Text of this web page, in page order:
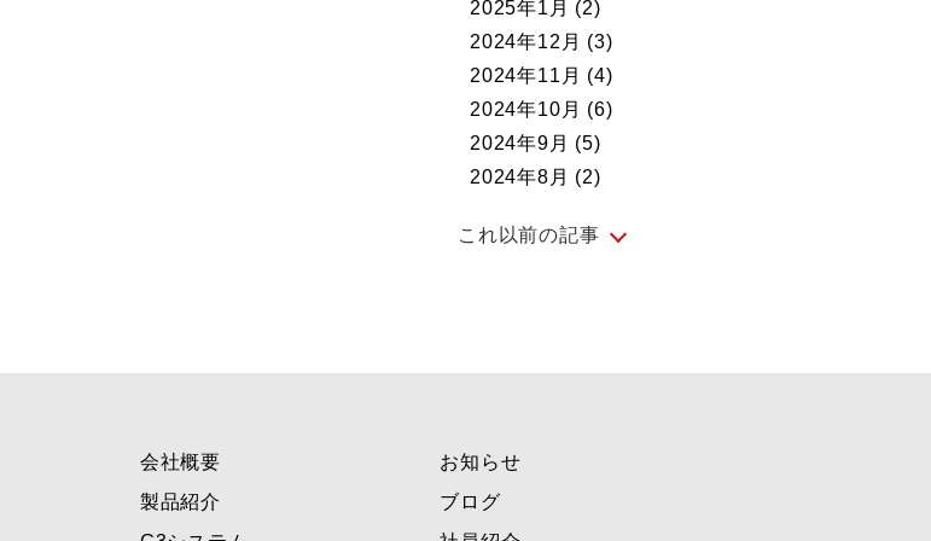
2025年1月 (2)
2024年12月 (3)
2024年11月 (4)
2024年10月 (6)
2024年9月 (5)
2024年8月 (2)
これ以前の記事
2024年2月
2024年1月
2023年12月
会社概要
製品紹介
お知らせ
ブログ